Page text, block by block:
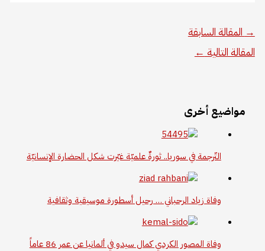
→ المقالة السابقة
المقالة التالية ←
مواضيع أخرى
التّرجمة في سوريا.. ثورةٌ علميّة غيّرت شكل الحضارة الإنسانيّة
وفاة زياد الرحباني … رحيل أسطورة موسيقية وثقافية
وفاة المصور الكردي كمال سيدو في ألمانيا عن عمر 86 عاماً